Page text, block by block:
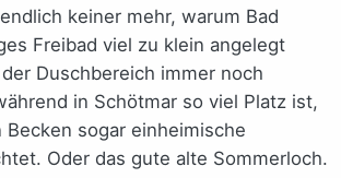
keiner mehr, warum Bad
Freibad viel zu klein angelegt
Duschbereich immer noch
in Schötmar so viel Platz ist,
Becken sogar einheimische
Oder das gute alte Sommerloch.